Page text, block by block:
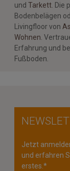
und Tarkett .
Bodenbelägen
Livingfloor von
Wohnen .
Erfahrung und
Fußboden.
Jetzt
und erfahren
erstes.*